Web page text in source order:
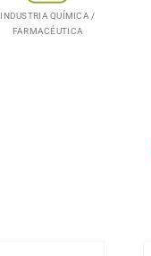
INDUSTRIA QUÍMICA /
FARMACÉUTICA